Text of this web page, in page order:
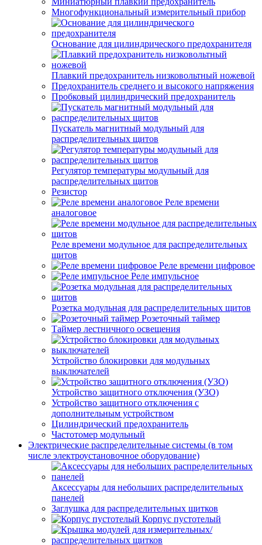
Многофункциональный измерительный прибор
Основание для цилиндрического предохранителя
Плавкий предохранитель низковольтный ножевой
Предохранитель среднего и высокого напряжения
Пробковый цилиндрический предохранитель
Пускатель магнитный модульный для
распределительных щитов
Регулятор температуры модульный для
распределительных щитов
Резистор
Реле времени
аналоговое
Реле времени модульное для распределительных
щитов
Реле времени цифровое
Реле импульсное
Розетка модульная для распределительных щитов
Розеточный таймер
Таймер лестничного освещения
Устройство блокировки для модульных
выключателей
Устройство защитного отключения (УЗО)
Устройство защитного отключения с
дополнительным устройством
Цилиндрический предохранитель
Частотомер модульный
Электрические распределительные системы (в том
числе электроустановочное оборудование)
Аксессуары для небольших распределительных
панелей
Заглушка для распределительных щитков
Корпус пустотелый